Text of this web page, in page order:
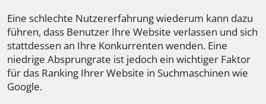
Eine schlechte Nutzererfahrung wiederum kann dazu
führen, dass Benutzer Ihre Website verlassen und sich
stattdessen an Ihre Konkurrenten wenden. Eine
niedrige Absprungrate ist jedoch ein wichtiger Faktor
für das Ranking Ihrer Website in Suchmaschinen wie
Google.